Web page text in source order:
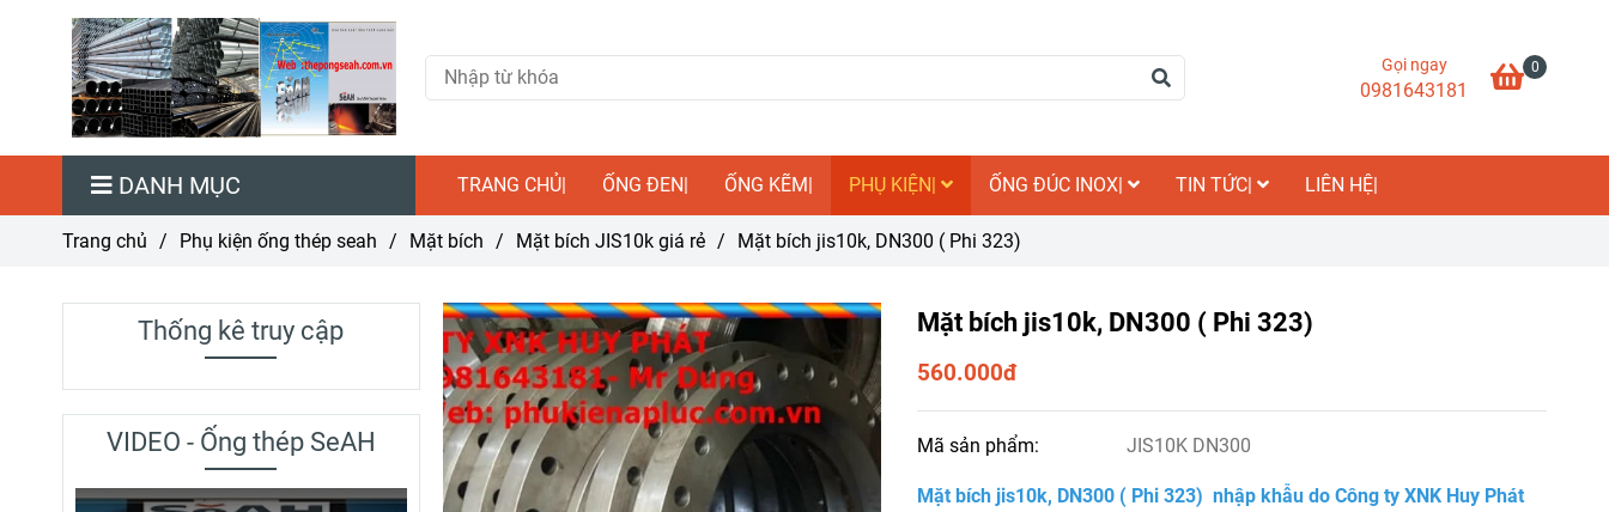
Gọi ngay
0981643181
0
DANH MỤC TRANG CHỦ| ỐNG ĐEN| ỐNG KẼM| PHỤ KIỆN| ỐNG ĐÚC INOX| TIN TỨC| LIÊN HỆ|
Trang chủ / Phụ kiện ống thép seah / Mặt bích / Mặt bích JIS10k giá rẻ / Mặt bích jis10k, DN300 ( Phi 323)
Mặt bích jis10k, DN300 ( Phi 323)
560.000đ
Mã sản phẩm: JIS10K DN300
Mặt bích jis10k, DN300 ( Phi 323) nhập khẫu do Công ty XNK Huy Phát
Thống kê truy cập
VIDEO - Ống thép SeAH